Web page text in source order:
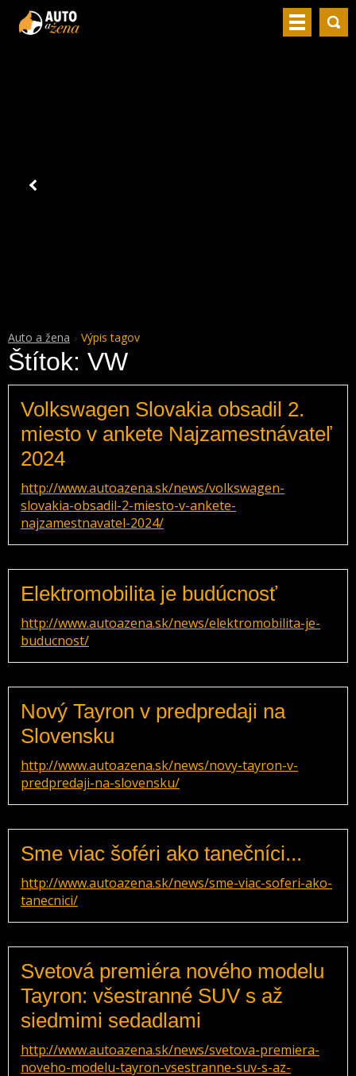
Auto a žena Výpis tagov
Štítok: VW
Volkswagen Slovakia obsadil 2.
miesto v ankete Najzamestnávateľ
2024
http://www.autoazena.sk/news/volkswagen-
slovakia-obsadil-2-miesto-v-ankete-
najzamestnavatel-2024/
Elektromobilita je budúcnosť
http://www.autoazena.sk/news/elektromobilita-je-
buducnost/
Nový Tayron v predpredaji na
Slovensku
http://www.autoazena.sk/news/novy-tayron-v-
predpredaji-na-slovensku/
Sme viac šoféri ako tanečníci...
http://www.autoazena.sk/news/sme-viac-soferi-ako-
tanecnici/
Svetová premiéra nového modelu
Tayron: všestranné SUV s až
siedmimi sedadlami
http://www.autoazena.sk/news/svetova-premiera-
noveho-modelu-tayron-vsestranne-suv-s-az-